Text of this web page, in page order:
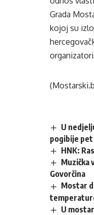
Grada
kojoj su
U
pogibije
HNK:
Muzička
Govorčina
Mostar
U